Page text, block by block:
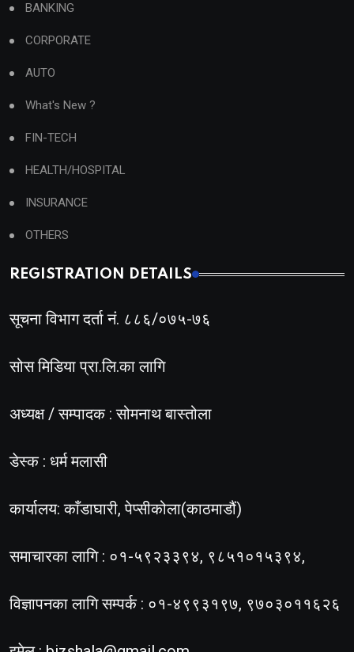
BANKING
CORPORATE
AUTO
What's New ?
FIN-TECH
HEALTH/HOSPITAL
INSURANCE
OTHERS
REGISTRATION DETAILS
सूचना विभाग दर्ता नं. ८८६/०७५-७६
सोस मिडिया प्रा.लि.का लागि
अध्यक्ष / सम्पादक : सोमनाथ बास्तोला
डेस्क : धर्म मलासी
कार्यालय: काँडाघारी, पेप्सीकोला(काठमाडौं)
समाचारका लागि : ०१-५९२३३९४, ९८५१०१५३९४,
विज्ञापनका लागि सम्पर्क : ०१-४९९३१९७, ९७०३०११६२६